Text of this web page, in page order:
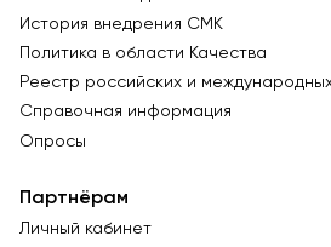
История внедрения СМК
Политика в области Качества
Реестр российских и
Справочная информация
Опросы
Партнёрам
Личный кабинет